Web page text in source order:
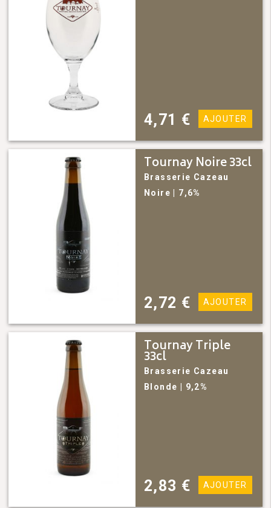
4,71 € AJOUTER
Tournay Noire 33cl
Brasserie Cazeau
Noire
| 7,6%
2,72 € AJOUTER
Tournay Triple
33cl
Brasserie Cazeau
Blonde
| 9,2%
2,83 € AJOUTER